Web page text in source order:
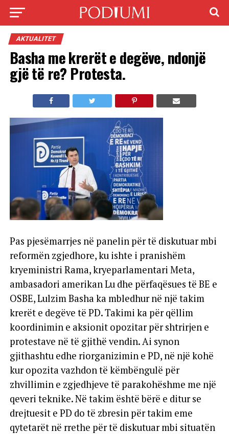
AKTUALITET
Basha me krerët e degëve, ndonjë
gjë të re? Protesta.
Pas pjesëmarrjes në panelin për të diskutuar mbi
reformën zgjedhore, ku ishte i pranishëm
kryeministri Rama, kryeparlamentari Meta,
ambasadori amerikan Lu dhe përfaqësues të BE e
OSBE, Lulzim Basha ka mbledhur në një takim
krerët e degëve të PD. Takimi ka për qëllim
koordinimin e aksionit opozitar për shtrirjen e
protestave në të gjithë vendin. Ai synon
gjithashtu edhe riorganizimin e PD, në një kohë
kur opozita vazhdon të këmbëngulë për
zhvillimin e zgjedhjeve të parakohëshme me një
qeveri teknike. Në takim është bërë e ditur se
drejtuesit e PD do të zbresin për takim eme
qytetarët në rrethe për të diskutuar mbi situatën